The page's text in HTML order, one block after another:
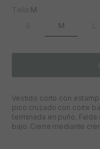
M
M
Vestido corto con
pico cruzado con corte
terminada en puño.
bajo. Cierre mediante